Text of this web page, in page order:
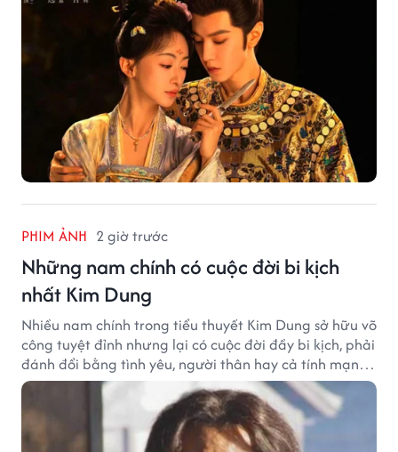
PHIM ẢNH 2 giờ trước
Những nam chính có cuộc đời bi kịch
nhất Kim Dung
Nhiều nam chính trong tiểu thuyết Kim Dung sở hữu võ
công tuyệt đỉnh nhưng lại có cuộc đời đầy bi kịch, phải
đánh đổi bằng tình yêu, người thân hay cả tính mạng,
khiến độc giả không khỏi tiếc nuối.